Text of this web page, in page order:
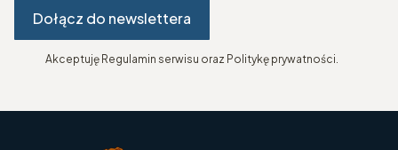
Dołącz do newslettera
Akceptuję Regulamin serwisu oraz Politykę prywatności.